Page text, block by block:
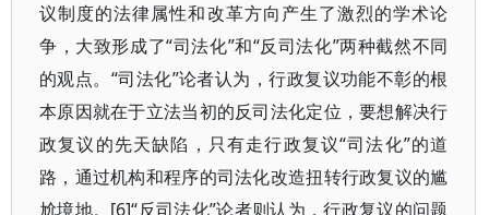
议制度的法律属性和改革方向产生了激烈的学术论
争，大致形成了“司法化”和“反司法化”两种截然不同
的观点。“司法化”论者认为，行政复议功能不彰的根
本原因就在于立法当初的反司法化定位，要想解决行
政复议的先天缺陷，只有走行政复议“司法化”的道
路，通过机构和程序的司法化改造扭转行政复议的尴
尬境地。[6]“反司法化”论者则认为，行政复议的问题